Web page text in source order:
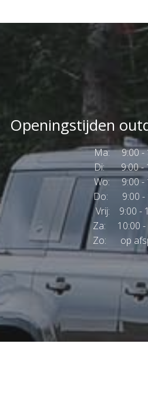
Openingstijden
Ma: 9:00 -
Di: 9:00 -
Wo: 9:00 -
Do: 9:00 -
Vrij: 9:00 -
Za: 10:00 -
Zo: op